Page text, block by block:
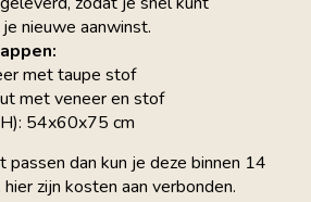
nieuwe aanwinst.
met taupe stof
met veneer en stof
54x60x75 cm
dan kun je deze binnen 14
zijn kosten aan verbonden.